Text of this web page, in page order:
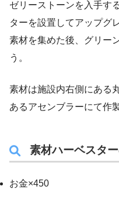
ゼリーストーンを入手す
ターを設置してアップグ
素材を集めた後、グリー
う。
素材は施設内右側にある
あるアセンブラーにて作
素材ハーベスタ
お金×450